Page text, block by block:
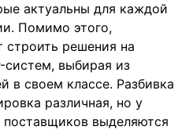
актуальны для каждой
Помимо этого,
строить решения на
систем, выбирая из
в своем классе. Разбивка
различная, но у
выделяются